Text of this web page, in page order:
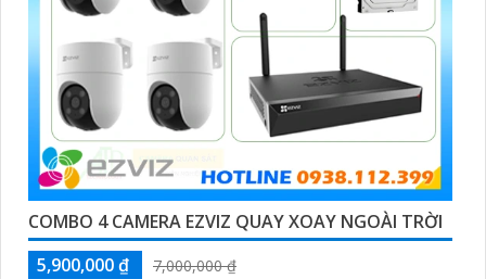
COMBO 4 CAMERA EZVIZ QUAY XOAY NGOÀI TRỜI
5,900,000 ₫
7,000,000 ₫